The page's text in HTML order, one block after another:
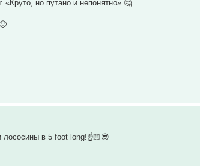
«Круто, но путано и непонятно» 🤔
лососины в 5 foot long!☝️🏻😎